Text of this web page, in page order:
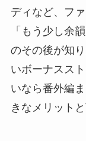
ディなど、フ
「もう少し余
のその後が知
いボーナスス
いなら番外編
きなメリットと